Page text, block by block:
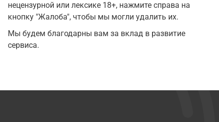
нецензурной или лексике 18+, нажмите справа на
кнопку "Жалоба", чтобы мы могли удалить их.
Мы будем благодарны вам за вклад в развитие
сервиса.